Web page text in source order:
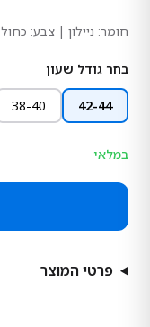
חומר: ניילון | צבע: כחול
בחר גודל שעון
42-44
38-40
במלאי
פרטי המוצר